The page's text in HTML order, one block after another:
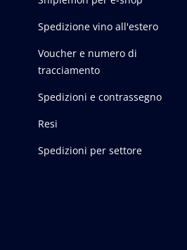
Spedizione vino all'estero
Voucher e numero di
tracciamento
Spedizioni e contrassegno
Resi
Spedizioni per settore